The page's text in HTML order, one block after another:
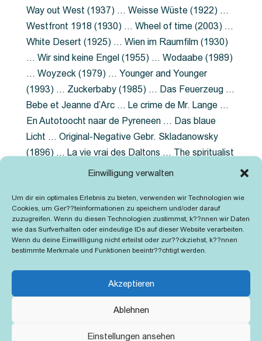
Einwilligung verwalten
Um dir ein optimales Erlebnis zu bieten, verwenden wir Technologien wie
Cookies, um Ger??teinformationen zu speichern und/oder darauf
zuzugreifen. Wenn du diesen Technologien zustimmst, k??nnen wir Daten
wie das Surfverhalten oder eindeutige IDs auf dieser Website verarbeiten.
Wenn du deine Einwillligung nicht erteilst oder zur??ckziehst, k??nnen
bestimmte Merkmale und Funktionen beeintr??chtigt werden.
Akzeptieren
Ablehnen
Einstellungen ansehen
Way out West (1937) … Weisse Wüste (1922) …
Westfront 1918 (1930) … Wheel of time (2003) …
White Desert (1925) … Wien im Raumfilm (1930)
… Wir sind keine Engel (1955) … Wodaabe (1989)
… Woyzeck (1979) … Younger and Younger
(1993) … Zuckerbaby (1985) … Das Feuerzeug …
Bebe et Jeanne d’Arc … Le crime de Mr. Lange …
En Autotoocht naar de Pyreneen … Das blaue
Licht … Original-Negative Gebr. Skladanowsky
(1896) … La vie vrai des Daltons … The spiritualist
photographer … Feuer im Fjord … The Song of the
Grubenlampe … Tolstoy … Grün ist die Heide …
Lady Hamilton … Mütter verzaget nicht …
Ruttmann Werbefilme